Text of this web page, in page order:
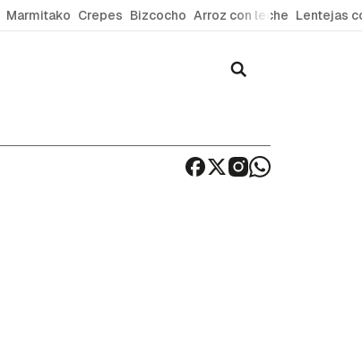
Marmitako Crepes Bizcocho Arroz con leche Lentejas